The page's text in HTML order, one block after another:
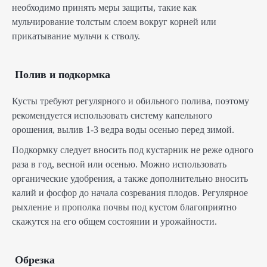
необходимо принять меры защиты, такие как
мульчирование толстым слоем вокруг корней или
прикатывание мульчи к стволу.
Полив и подкормка
Кусты требуют регулярного и обильного полива, поэтому
рекомендуется использовать систему капельного
орошения, вылив 1-3 ведра воды осенью перед зимой.
Подкормку следует вносить под кустарник не реже одного
раза в год, весной или осенью. Можно использовать
органические удобрения, а также дополнительно вносить
калий и фосфор до начала созревания плодов. Регулярное
рыхление и прополка почвы под кустом благоприятно
скажутся на его общем состоянии и урожайности.
Обрезка